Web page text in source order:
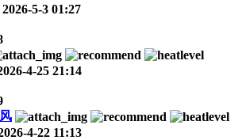
2026-5-3 01:27
4-25 21:14
4-22 11:13